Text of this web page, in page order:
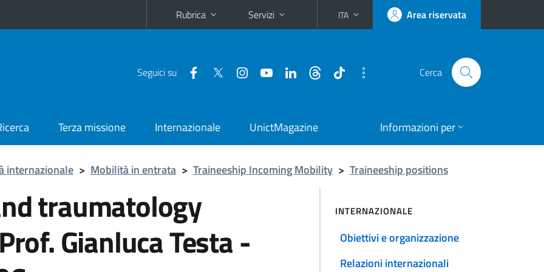
Rubrica Servizi ITA Area riservata
Seguici su Cerca
Terza missione Internazionale UnictMagazine Informazioni per
internazionale > Mobilità in entrata > Traineeship Incoming Mobility > Traineeship positions
traumatology
Gianluca Testa -
INTERNAZIONALE
Obiettivi e organizzazione
Relazioni internazionali